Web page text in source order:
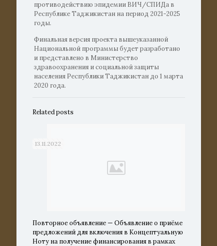
противодействию эпидемии ВИЧ/СПИДа в
Республике Таджикистан на период 2021-2025
годы.
Финальная версия проекта вышеуказанной
Национальной программы будет разработано
и представлено в Министерство
здравоохранения и социальной защиты
населения Республики Таджикистан до 1 марта
2020 года.
Related posts
13.11.2022
Повторное объявление — Объявление о приёме
предложений для включения в Концептуальную
Ноту на получение финансирования в рамках